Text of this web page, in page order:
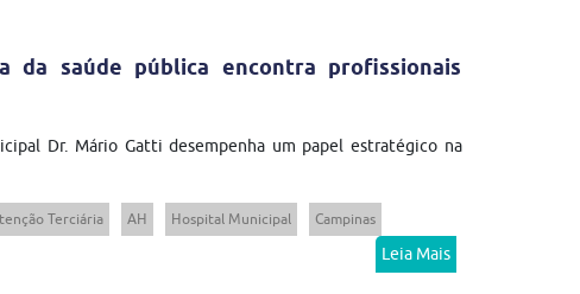
da saúde pública encontra profissionais
Dr. Mário Gatti desempenha um papel estratégico na
Terciária AH Hospital Municipal Campinas
Leia Mais